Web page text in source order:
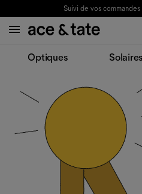
Suivi de vos
Optiques Solaires